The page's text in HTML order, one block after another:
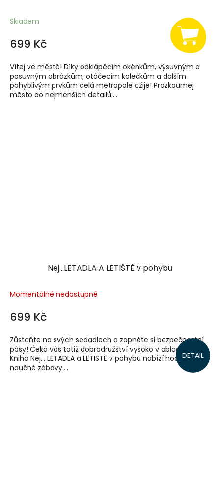
Skladem
699 Kč
Vítej ve městě! Díky odklápěcím okénkům, výsuvným a
posuvným obrázkům, otáčecím kolečkům a dalším
pohyblivým prvkům celá metropole ožije! Prozkoumej
město do nejmenších detailů....
Nej...LETADLA A LETIŠTĚ v pohybu
Momentálně nedostupné
699 Kč
DETAIL
Zůstaňte na svých sedadlech a zapněte si bezpečnostní
pásy! Čeká vás totiž dobrodružství vysoko v oblacích.
Kniha Nej… LETADLA a LETIŠTĚ v pohybu nabízí hodiny
naučné zábavy....